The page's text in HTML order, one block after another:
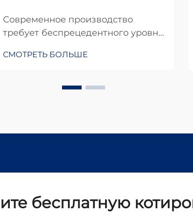
Современное производство
требует беспрецедентного уровня
автоматизации, чтобы оставаться
глобальном рынке сегодняшнего
СМОТРЕТЬ БОЛЬШЕ
бесплатную